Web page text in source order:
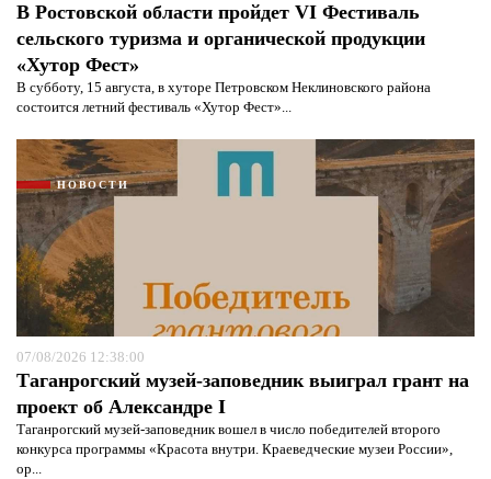
В Ростовской области пройдет VI Фестиваль
сельского туризма и органической продукции
«Хутор Фест»
В субботу, 15 августа, в хуторе Петровском Неклиновского района
состоится летний фестиваль «Хутор Фест»...
НОВОСТИ
07/08/2026 12:38:00
Таганрогский музей-заповедник выиграл грант на
проект об Александре I
Таганрогский музей-заповедник вошел в число победителей второго
конкурса программы «Красота внутри. Краеведческие музеи России»,
ор...